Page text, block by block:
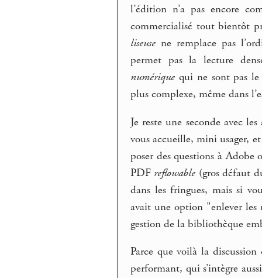
l’édition n’a pas encore
commercialisé tout bientôt
liseuse ne remplace pas
permet pas la lecture
numérique qui ne sont pas
plus complexe, même dans
Je reste une seconde avec
vous accueille, mini usager,
poser des questions à Adobe
PDF reflowable (gros défaut
dans les fringues, mais si
avait une option "enlever les
gestion de la bibliothèque
Parce que voilà la
performant, qui s’intègre